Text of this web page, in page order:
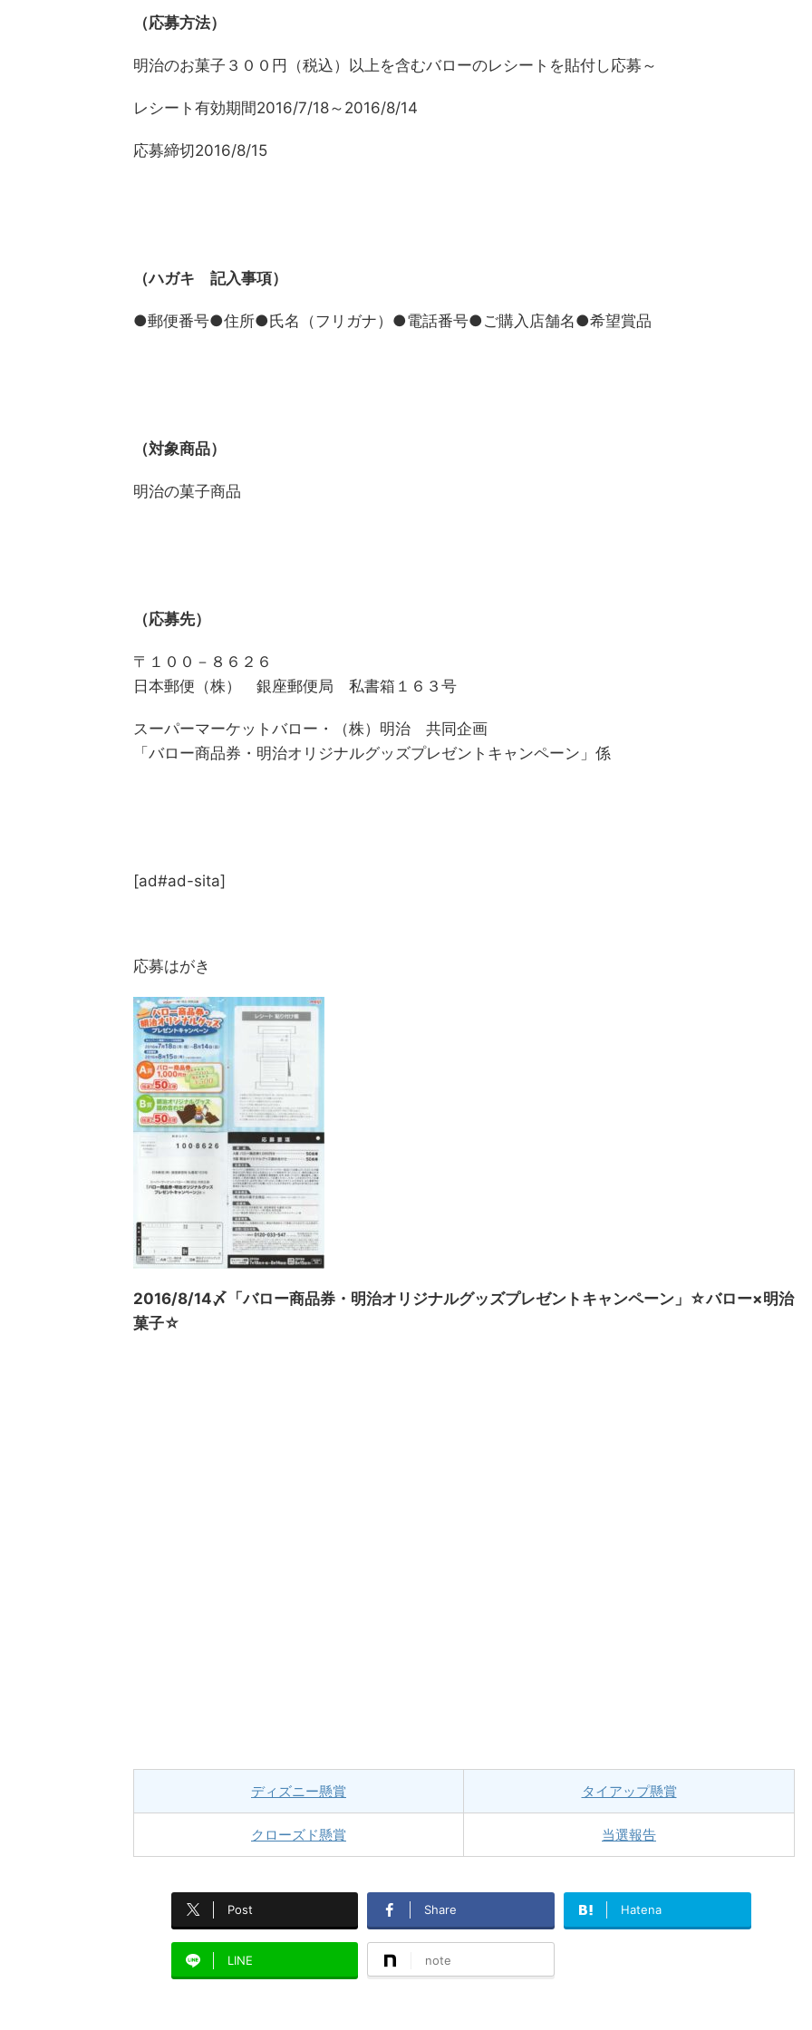
（応募方法）
明治のお菓子３００円（税込）以上を含むバローのレシートを貼付し応募～
レシート有効期間2016/7/18～2016/8/14
応募締切2016/8/15
（ハガキ 記入事項）
●郵便番号●住所●氏名（フリガナ）●電話番号●ご購入店舗名●希望賞品
（対象商品）
明治の菓子商品
（応募先）
〒１００－８６２６
日本郵便（株） 銀座郵便局 私書箱１６３号
スーパーマーケットバロー・（株）明治 共同企画
「バロー商品券・明治オリジナルグッズプレゼントキャンペーン」係
[ad#ad-sita]
応募はがき
2016/8/14〆「バロー商品券・明治オリジナルグッズプレゼントキャンペーン」☆バロー×明治
菓子☆
ディズニー懸賞 タイアップ懸賞
クローズド懸賞 当選報告
Post Share Hatena
LINE note